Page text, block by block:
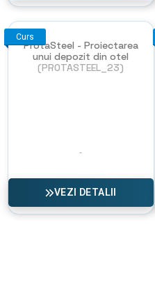
Curs
ProtaSteel - Proiectarea
unui depozit din otel
(PROTASTEEL_23)
VEZI DETALII